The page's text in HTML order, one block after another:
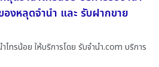
งหลุดจำนำ และ รับฝากขาย
ไทรน้อย ให้บริการโดย รับจํานํา.com บริการ